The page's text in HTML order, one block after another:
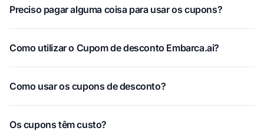
Preciso pagar alguma coisa para usar os cupons?
Como utilizar o Cupom de desconto Embarca.ai?
Como usar os cupons de desconto?
Os cupons têm custo?